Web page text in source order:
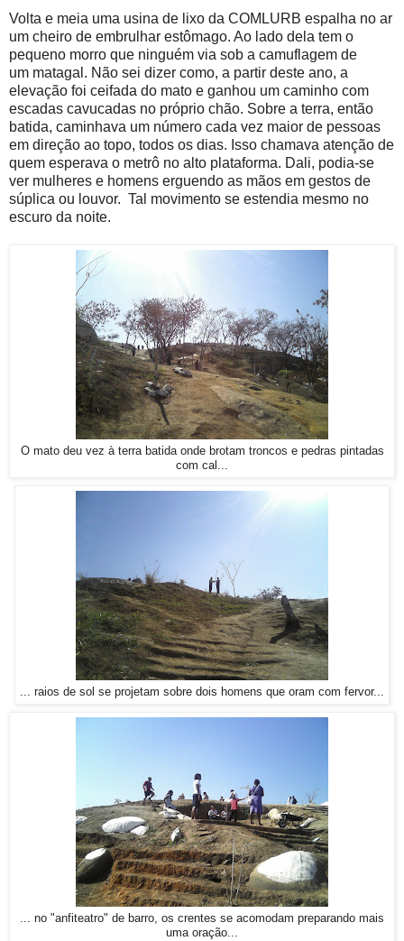
Volta e meia uma usina de lixo da COMLURB espalha no ar
um cheiro de embrulhar estômago. Ao lado dela tem o
pequeno morro que ninguém via sob a camuflagem de
um matagal. Não sei dizer como, a partir deste ano, a
elevação foi ceifada do mato e ganhou um caminho com
escadas cavucadas no próprio chão. Sobre a terra, então
batida, caminhava um número cada vez maior de pessoas
em direção ao topo, todos os dias. Isso chamava atenção de
quem esperava o metrô no alto plataforma. Dali, podia-se
ver mulheres e homens erguendo as mãos em gestos de
súplica ou louvor. Tal movimento se estendia mesmo no
escuro da noite.
O mato deu vez à terra batida onde brotam troncos e pedras pintadas
com cal...
... raios de sol se projetam sobre dois homens que oram com fervor...
... no "anfiteatro" de barro, os crentes se acomodam preparando mais
uma oração...